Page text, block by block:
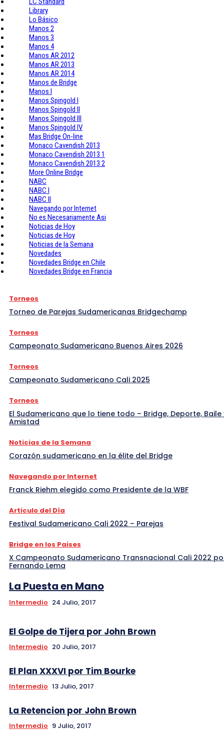
Library
Lo Básico
Manos 2
Manos 3
Manos 4
Manos AR 2012
Manos AR 2013
Manos AR 2014
Manos de Bridge
Manos I
Manos Spingold I
Manos Spingold II
Manos Spingold III
Manos Spingold IV
Mas Bridge On-line
Monaco Cavendish 2013
Monaco Cavendish 2013 1
Monaco Cavendish 2013 2
More Online Bridge
NABC
NABC I
NABC II
Navegando por Internet
No es Necesariamente Asi
Noticias de Hoy
Noticias de Hoy
Noticias de la Semana
Novedades
Novedades Bridge en Chile
Novedades Bridge en Francia
Torneos
Torneo de Parejas Sudamericanas Bridgechamp
Torneos
Campeonato Sudamericano Buenos Aires 2026
Torneos
Campeonato Sudamericano Cali 2025
Torneos
El Sudamericano que lo tiene todo – Bridge, Deporte, Baile
Amistad
Noticias de la Semana
Corazón sudamericano en la élite del Bridge
Navegando por Internet
Franck Riehm elegido como Presidente de la WBF
Articulo del Día
Festival Sudamericano Cali 2022 – Parejas
Bridge en los Paises
X Campeonato Sudamericano Transnacional Cali 2022
Fernando Lema
La Puesta en Mano
Intermedio 24 Julio, 2017
El Golpe de Tijera por John Brown
Intermedio 20 Julio, 2017
El Plan XXXVI por Tim Bourke
Intermedio 13 Julio, 2017
La Retencion por John Brown
Intermedio 9 Julio, 2017